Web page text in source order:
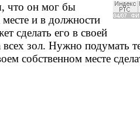
что он мог бы
и в должности
сделать его в своей
зол. Нужно подумать
собственном месте